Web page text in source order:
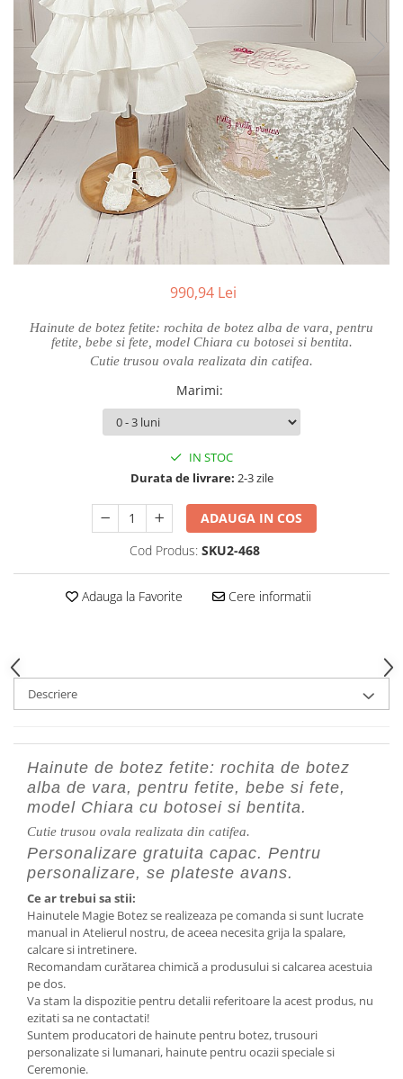
Cercei din aur dama
Cercei de aur lungi cu lant
Cercei din aur tortite
Cercei din aur alb
Cercei aur cu surub
990,94 Lei
Hainute de botez fetite: rochita de botez alba de vara, pentru
fetite, bebe si fete, model Chiara cu botosei si bentita.
Cutie trusou ovala realizata din catifea.
Marimi:
IN STOC
Durata de livrare: 2-3 zile
ADAUGA IN COS
Cod Produs: SKU2-468
Adauga la Favorite Cere informatii
Descriere
Hainute de botez fetite: rochita de botez
alba de vara, pentru fetite, bebe si fete,
model Chiara cu botosei si bentita.
Cutie trusou ovala realizata din catifea.
Personalizare gratuita capac. Pentru
personalizare, se plateste avans.
Ce ar trebui sa stii:
Hainutele Magie Botez se realizeaza pe comanda si sunt lucrate
manual in Atelierul nostru, de aceea necesita grija la spalare,
calcare si intretinere.
Recomandam curătarea chimică a produsului si calcarea acestuia
pe dos.
Va stam la dispozitie pentru detalii referitoare la acest produs, nu
ezitati sa ne contactati!
Suntem producatori de hainute pentru botez, trusouri
personalizate si lumanari, hainute pentru ocazii speciale si
Ceremonie.